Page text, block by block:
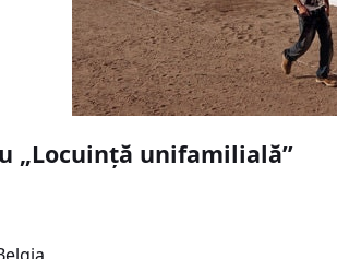
„Locuinţă unifamilială”